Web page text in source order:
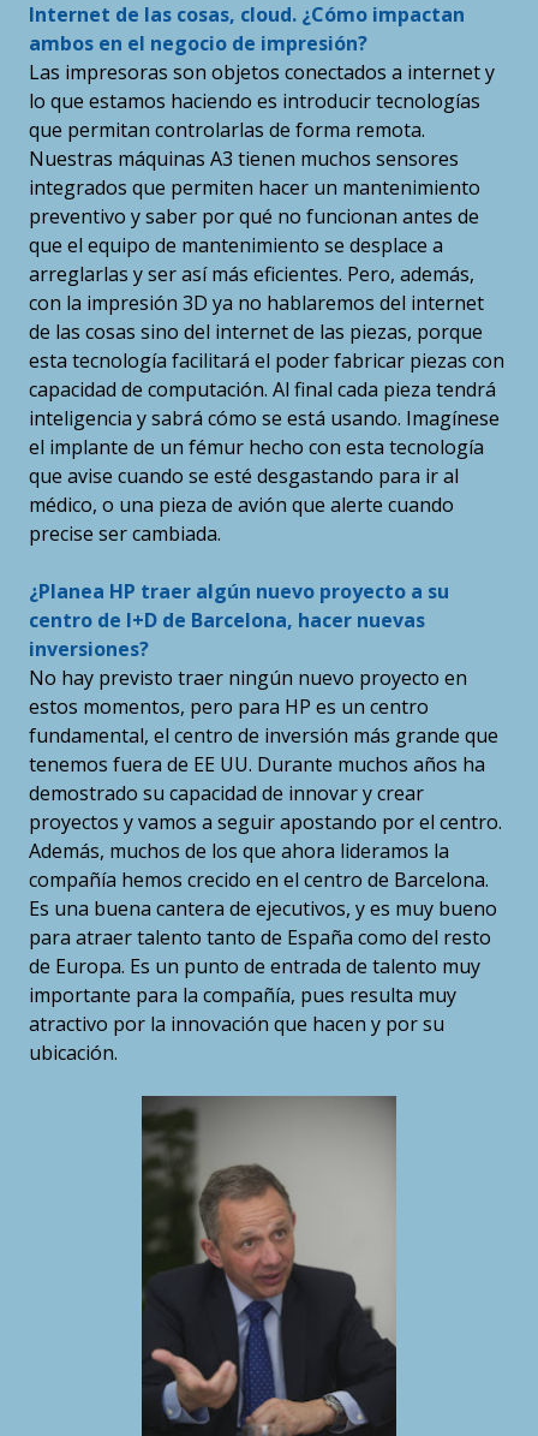
Internet de las cosas, cloud. ¿Cómo impactan
ambos en el negocio de impresión?
Las impresoras son objetos conectados a internet y
lo que estamos haciendo es introducir tecnologías
que permitan controlarlas de forma remota.
Nuestras máquinas A3 tienen muchos sensores
integrados que permiten hacer un mantenimiento
preventivo y saber por qué no funcionan antes de
que el equipo de mantenimiento se desplace a
arreglarlas y ser así más eficientes. Pero, además,
con la impresión 3D ya no hablaremos del internet
de las cosas sino del internet de las piezas, porque
esta tecnología facilitará el poder fabricar piezas con
capacidad de computación. Al final cada pieza tendrá
inteligencia y sabrá cómo se está usando. Imagínese
el implante de un fémur hecho con esta tecnología
que avise cuando se esté desgastando para ir al
médico, o una pieza de avión que alerte cuando
precise ser cambiada.
¿Planea HP traer algún nuevo proyecto a su
centro de I+D de Barcelona, hacer nuevas
inversiones?
No hay previsto traer ningún nuevo proyecto en
estos momentos, pero para HP es un centro
fundamental, el centro de inversión más grande que
tenemos fuera de EE UU. Durante muchos años ha
demostrado su capacidad de innovar y crear
proyectos y vamos a seguir apostando por el centro.
Además, muchos de los que ahora lideramos la
compañía hemos crecido en el centro de Barcelona.
Es una buena cantera de ejecutivos, y es muy bueno
para atraer talento tanto de España como del resto
de Europa. Es un punto de entrada de talento muy
importante para la compañía, pues resulta muy
atractivo por la innovación que hacen y por su
ubicación.